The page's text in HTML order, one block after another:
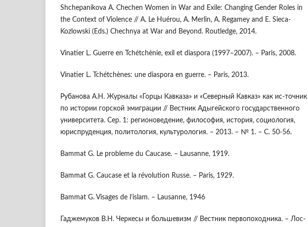
Shchepanikova A. Chechen Women in War and Exile: Changing Gender Roles in
the Context of Violence // A. Le Huérou, A. Merlin, A. Regamey and E. Sieca-
Kozlowski (Eds.) Chechnya at War and Beyond. Routledge, 2014.
Vinatier L. Guerre en Tchétchènie, exil et diaspora (1997–2007). – Paris, 2008.
Vinatier L. Tchétchènes: une diaspora en guerre. – Paris, 2013.
Рубанова А.Н. Журналы «Горцы Кавказа» и «Северный Кавказ» как ис-точник
по истории горской эмиграции // Вестник Адыгейского государственного
университета. Сер. 1: регионоведение, философия, история, социология,
юриспруденция, политология, культурология. – 2013. – № 1. – С. 50-56.
Bammat G. Le probleme du Caucase. – Lausanne, 1919.
Bammat G. Caucase et la révolution Russe. – Paris, 1929.
Bammat G. Visages de l’islam. – Lausanne, 1946
Гаджемуков В.Н. Черкесы и большевизм // Вестник первопоходника. – Лос-